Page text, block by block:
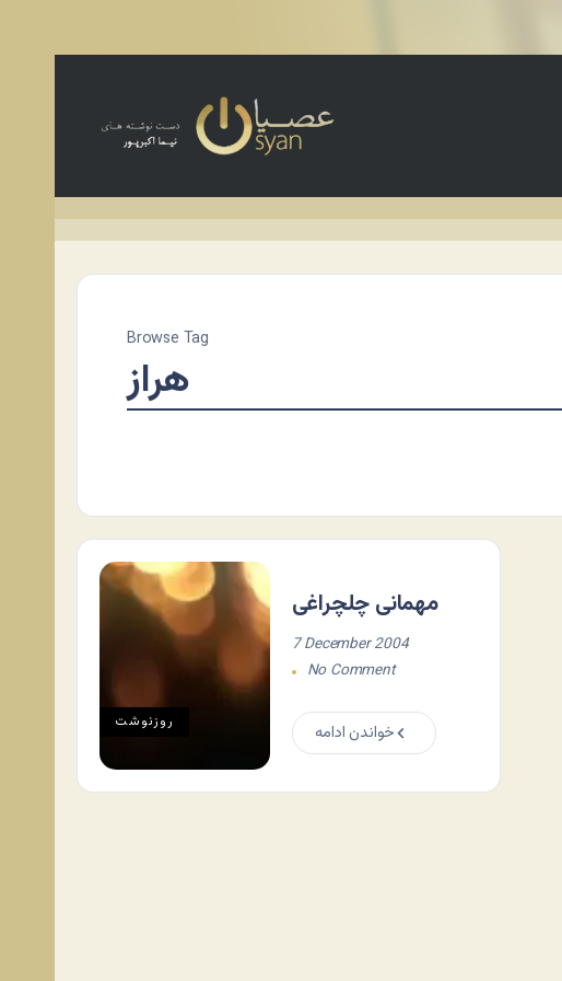
Browse Tag
هراز
روزنوشت
مهمانی چلچراغی
7 December 2004
No Comment
خواندن ادامه